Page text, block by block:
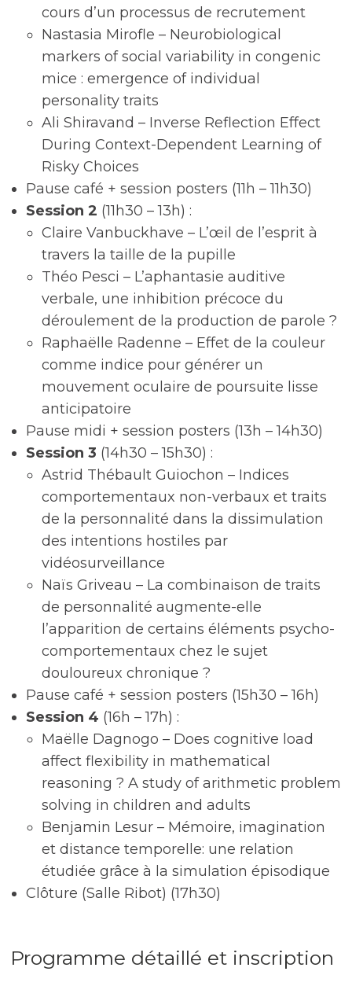
cours d’un processus de recrutement
Nastasia Mirofle – Neurobiological
markers of social variability in congenic
mice : emergence of individual
personality traits
Ali Shiravand – Inverse Reflection Effect
During Context-Dependent Learning of
Risky Choices
Pause café + session posters (11h – 11h30)
Session 2 (11h30 – 13h) :
Claire Vanbuckhave – L’œil de l’esprit à
travers la taille de la pupille
Théo Pesci – L’aphantasie auditive
verbale, une inhibition précoce du
déroulement de la production de parole ?
Raphaëlle Radenne – Effet de la couleur
comme indice pour générer un
mouvement oculaire de poursuite lisse
anticipatoire
Pause midi + session posters (13h – 14h30)
Session 3 (14h30 – 15h30) :
Astrid Thébault Guiochon – Indices
comportementaux non-verbaux et traits
de la personnalité dans la dissimulation
des intentions hostiles par
vidéosurveillance
Naïs Griveau – La combinaison de traits
de personnalité augmente-elle
l’apparition de certains éléments psycho-
comportementaux chez le sujet
douloureux chronique ?
Pause café + session posters (15h30 – 16h)
Session 4 (16h – 17h) :
Maëlle Dagnogo – Does cognitive load
affect flexibility in mathematical
reasoning ? A study of arithmetic problem
solving in children and adults
Benjamin Lesur – Mémoire, imagination
et distance temporelle: une relation
étudiée grâce à la simulation épisodique
Clôture (Salle Ribot) (17h30)
Programme détaillé et inscription